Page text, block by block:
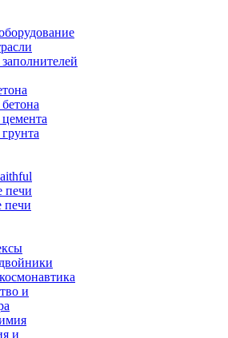
печи
печи
и
и